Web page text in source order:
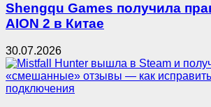
Shengqu Games получила
AION 2 в Китае
30.07.2026